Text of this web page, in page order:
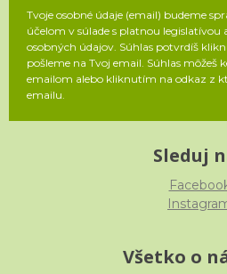
Tvoje osobné údaje (email) budeme
účelom v súlade s platnou legislatívou
osobných údajov. Súhlas potvrdíš
pošleme na Tvoj email. Súhlas môžeš
emailom alebo kliknutím na odkaz z
emailu.
Sleduj
Všetko o